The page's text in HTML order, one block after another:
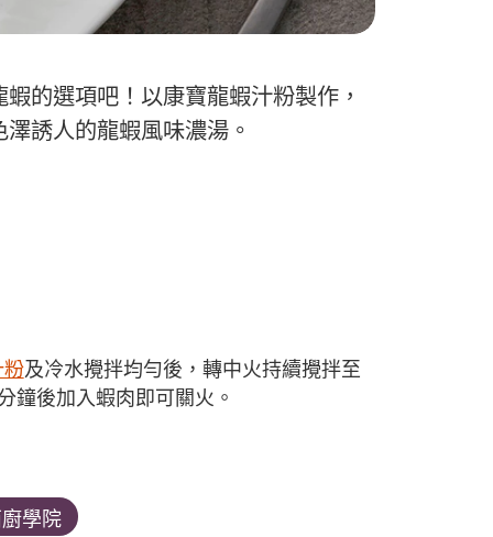
的選項吧！以康寶龍蝦汁粉製作，
誘人的龍蝦風味濃湯。
及冷水攪拌均勻後，轉中火持續攪拌至
鐘後加入蝦肉即可關火。
學院